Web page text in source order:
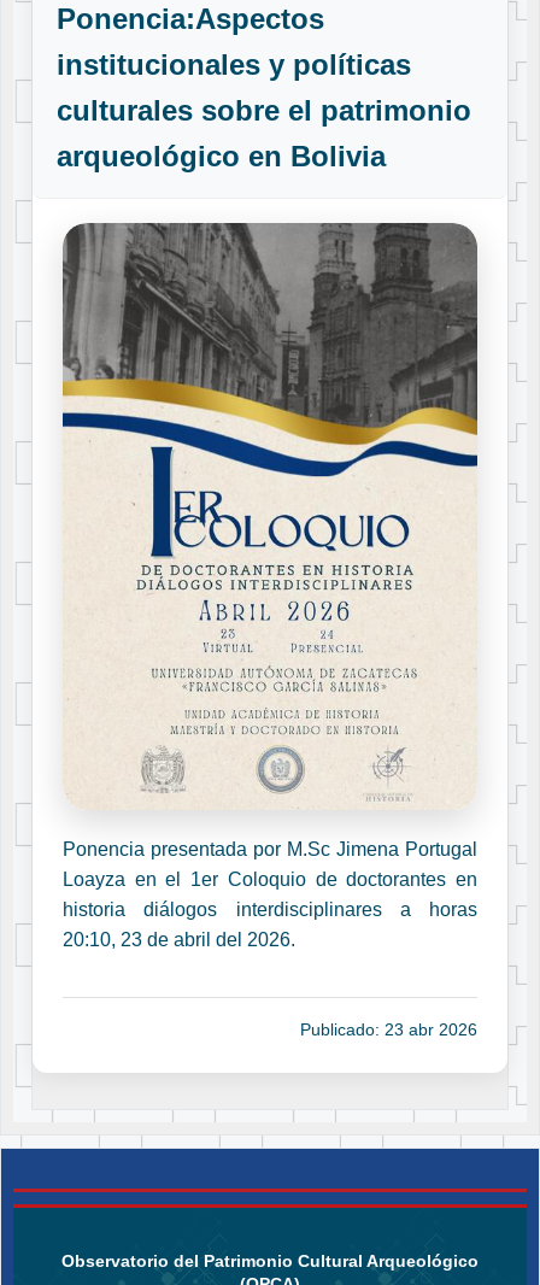
Ponencia:Aspectos
institucionales y políticas
culturales sobre el patrimonio
arqueológico en Bolivia
Ponencia presentada por M.Sc Jimena Portugal
Loayza en el 1er Coloquio de doctorantes en
historia diálogos interdisciplinares a horas
20:10, 23 de abril del 2026.
Publicado: 23 abr 2026
Observatorio del Patrimonio Cultural Arqueológico